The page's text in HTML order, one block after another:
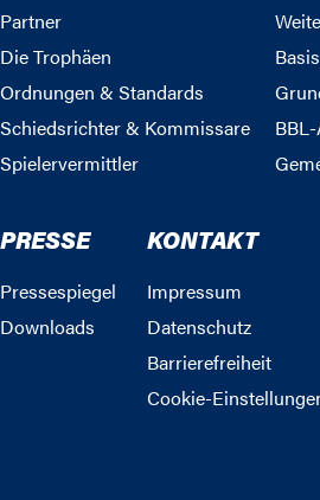
Partner
Die Trophäen
Ordnungen & Standards
Schiedsrichter & Kommissare
Spielervermittler
Basis
PRESSE
Pressespiegel
Downloads
KONTAKT
Impressum
Datenschutz
Barrierefreiheit
Cookie-